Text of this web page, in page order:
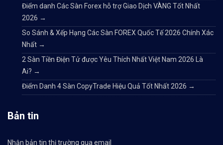
Điểm danh Các Sàn Forex hỗ trợ Giao Dịch VÀNG Tốt Nhất
2026 →
So Sánh & Xếp Hạng Các Sàn FOREX Quốc Tế 2026 Chính Xác
Nhất →
2 Sàn Tiền Điện Tử được Yêu Thích Nhất Việt Nam 2026 Là
Ai? →
Điểm Danh 4 Sàn CopyTrade Hiệu Quả Tốt Nhất 2026 →
Bản tin
Nhận bản tin thị trường qua email